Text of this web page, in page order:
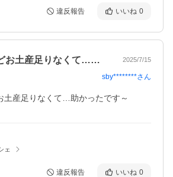
違反報告 いいね 0
神戸に行ったけどお土産足りなくて…助か… 2025/7/15
sby********さん
土産足りなくて…助かったです～
ェ
違反報告 いいね 0